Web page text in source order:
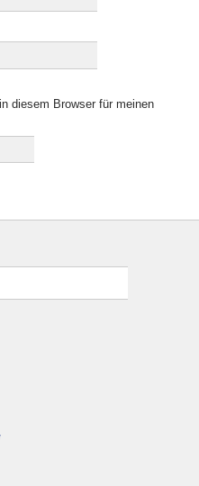
diesem Browser für meinen